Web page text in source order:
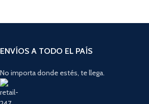
ENVÍOS A TODO EL PAÍS
No importa donde estés, te llega.